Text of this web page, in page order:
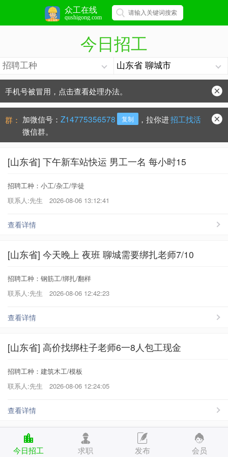
众工在线
qushigong.com
今日招工
手机号被冒用，点击查看处理办法。
防骗常识：学会这些不上当？
群： 加微信号： Z14775356578 复制 ，拉你进招工找活
微信群。
[山东省] 下午新车站快运 男工一名 每小时15
招聘工种：小工/杂工/学徒
联系人:先生
2026-08-06 13:12:41
查看详情
[山东省] 今天晚上 夜班 聊城需要绑扎老师7/10
招聘工种：钢筋工/绑扎/翻样
联系人:先生
2026-08-06 12:42:23
查看详情
[山东省] 高价找绑柱子老师6一8人包工现金
招聘工种：建筑木工/模板
联系人:先生
2026-08-06 12:24:05
查看详情
[山东省] 明天赫集用木工四车 茌平用木工六车
今日招工 求职 发布 会员